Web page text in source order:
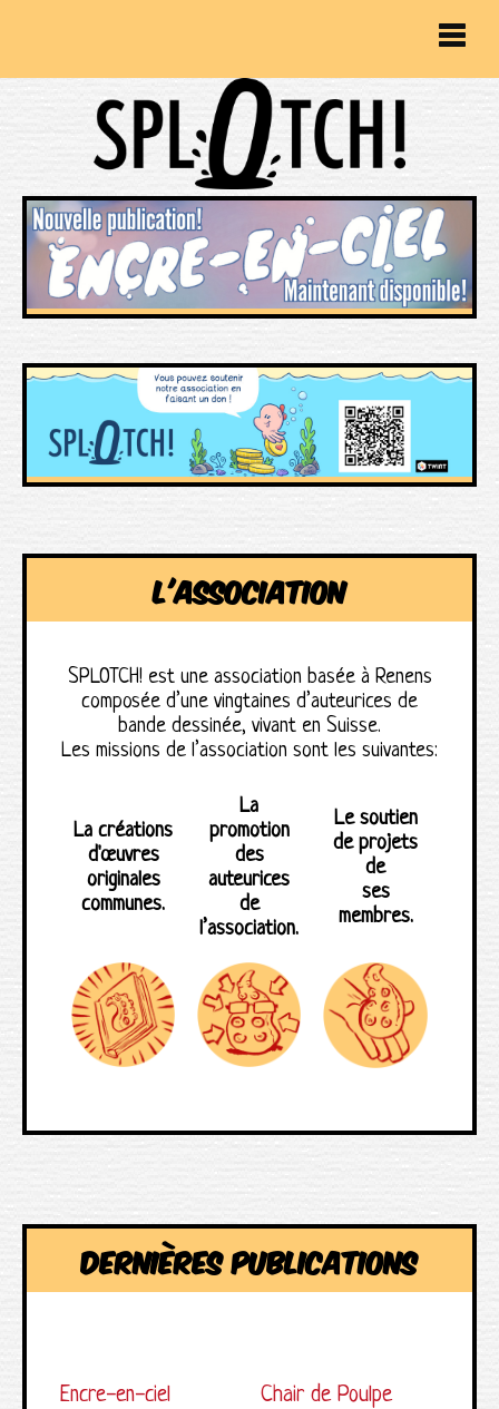
l'association
SPLOTCH! est une association basée à Renens
composée d’une vingtaines d’auteurices de
bande dessinée, vivant en Suisse.
Les missions de l’association sont les suivantes:
La créations
d'œuvres
originales
communes.
La
promotion
des
auteurices
de
l’association.
Le soutien
de projets
de
ses
membres.
Dernières publications
Encre-en-ciel Chair de Poulpe